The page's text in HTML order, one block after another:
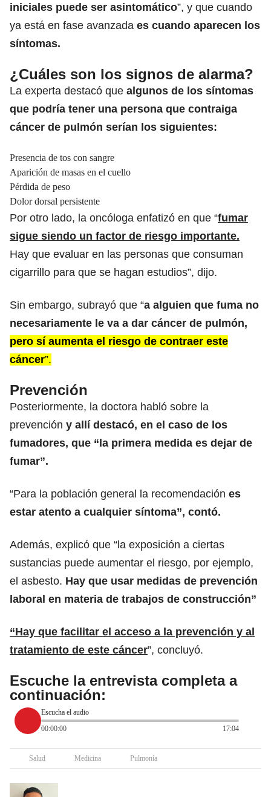
iniciales puede ser asintomático”, y que cuando
ya está en fase avanzada es cuando aparecen los
síntomas.
¿Cuáles son los signos de alarma?
La experta destacó que algunos de los síntomas
que podría tener una persona que contraiga
cáncer de pulmón serían los siguientes:
Presencia de tos con sangre
Aparición de masas en el cuello
Pérdida de peso
Dolor dorsal persistente
Por otro lado, la oncóloga enfatizó en que “fumar
sigue siendo un factor de riesgo importante.
Hay que evaluar en las personas que consuman
cigarrillo para que se hagan estudios”, dijo.
Sin embargo, subrayó que “a alguien que fuma no
necesariamente le va a dar cáncer de pulmón,
pero sí aumenta el riesgo de contraer este
cáncer”.
Prevención
Posteriormente, la doctora habló sobre la
prevención y allí destacó, en el caso de los
fumadores, que “la primera medida es dejar de
fumar”.
“Para la población general la recomendación es
estar atento a cualquier síntoma”, contó.
Además, explicó que “la exposición a ciertas
sustancias puede aumentar el riesgo, por ejemplo,
el asbesto. Hay que usar medidas de prevención
laboral en materia de trabajos de construcción”
“Hay que facilitar el acceso a la prevención y al
tratamiento de este cáncer”, concluyó.
Escuche la entrevista completa a
continuación:
Escucha el audio
00:00:00
17:04
Salud Medicina Pulmonía